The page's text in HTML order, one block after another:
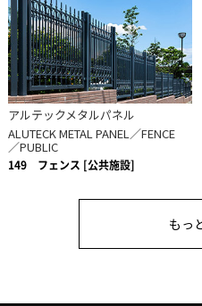
アルテックメタルパネル
ALUTECK METAL PANEL／FENCE
／PUBLIC
149 フェンス [公共施設]
もっ